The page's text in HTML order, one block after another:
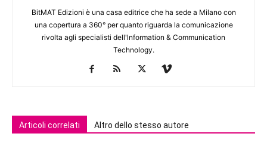
BitMAT Edizioni è una casa editrice che ha sede a Milano con
una copertura a 360° per quanto riguarda la comunicazione
rivolta agli specialisti dell'lnformation & Communication
Technology.
Articoli correlati Altro dello stesso autore